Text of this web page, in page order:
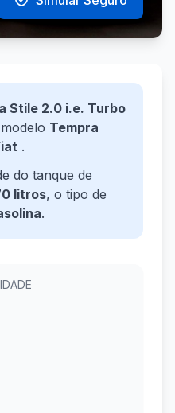
e Especificações
Stile 2.0 i.e. Turbo
Tempra
.
do tanque de
litros, o tipo de
.